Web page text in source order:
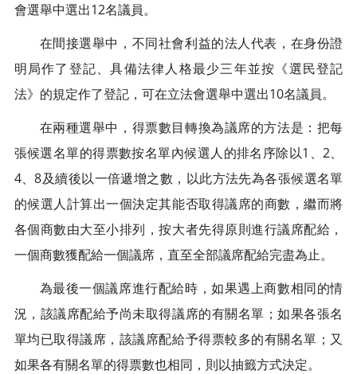
會選舉中選出12名議員。
在間接選舉中，不同社會利益的法人代表，在身份證
明局作了登記、具備法律人格最少三年並按《選民登記
法》的規定作了登記，可在立法會選舉中選出10名議員。
在兩種選舉中，得票數目轉換為議席的方法是：把每
張候選名單的得票數按名單內候選人的排名序除以1、2、
4、8及續後以一倍遞增之數，以此方法先為各張候選名單
的候選人計算出一個決定其能否取得議席的商數，繼而將
各個商數由大至小排列，按大者先得原則進行議席配給，
一個商數獲配給一個議席，直至全部議席配給完盡為止。
為最後一個議席進行配給時，如果遇上商數相同的情
況，該議席配給予尚未取得議席的有關名單；如果各張名
單均已取得議席，該議席配給予得票較多的有關名單；又
如果各有關名單的得票數也相同，則以抽籤方式決定。